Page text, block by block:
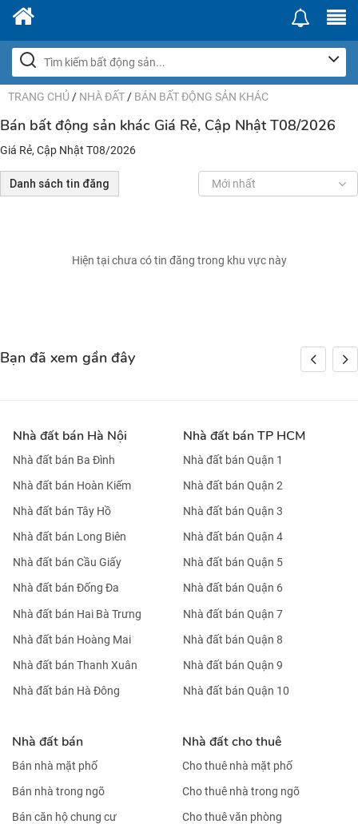
TRANG CHỦ / NHÀ ĐẤT / BÁN BẤT ĐỘNG SẢN KHÁC
Bán bất động sản khác Giá Rẻ, Cập Nhật T08/2026
Giá Rẻ, Cập Nhật T08/2026
Danh sách tin đăng Mới nhất
Hiện tại chưa có tin đăng trong khu vực này
Bạn đã xem gần đây
Nhà đất bán Hà Nội
Nhà đất bán Ba Đình
Nhà đất bán Hoàn Kiếm
Nhà đất bán Tây Hồ
Nhà đất bán Long Biên
Nhà đất bán Cầu Giấy
Nhà đất bán Đống Đa
Nhà đất bán Hai Bà Trưng
Nhà đất bán Hoàng Mai
Nhà đất bán Thanh Xuân
Nhà đất bán Hà Đông
Nhà đất bán TP HCM
Nhà đất bán Quận 1
Nhà đất bán Quận 2
Nhà đất bán Quận 3
Nhà đất bán Quận 4
Nhà đất bán Quận 5
Nhà đất bán Quận 6
Nhà đất bán Quận 7
Nhà đất bán Quận 8
Nhà đất bán Quận 9
Nhà đất bán Quận 10
Nhà đất bán
Bán nhà mặt phố
Bán nhà trong ngõ
Bán căn hộ chung cư
Nhà đất cho thuê
Cho thuê nhà mặt phố
Cho thuê nhà trong ngõ
Cho thuê văn phòng